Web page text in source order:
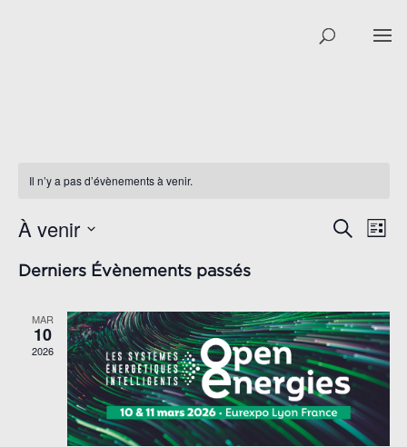
Il n’y a pas d’évènements à venir.
VUES
Recherche
Liste
À venir
une
Derniers Évènements passés
MAR
10
2026